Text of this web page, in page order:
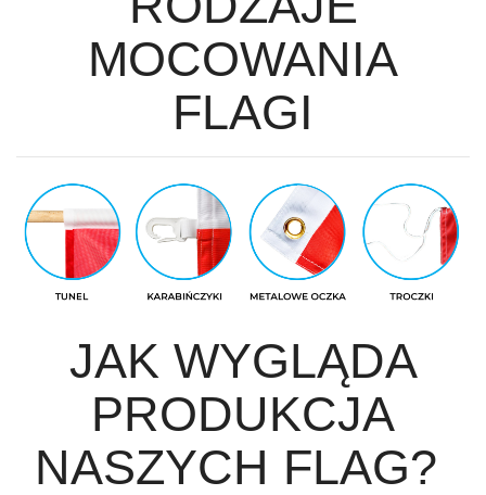
MOCOWANIA
FLAGI
JAK WYGLĄDA
PRODUKCJA
NASZYCH FLAG?